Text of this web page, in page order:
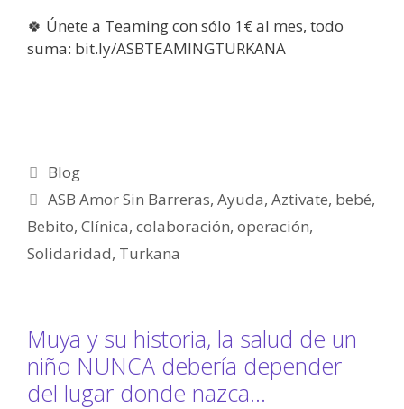
🍀 Únete a Teaming con sólo 1€ al mes, todo
suma: bit.ly/ASBTEAMINGTURKANA
Blog
ASB Amor Sin Barreras,Ayuda,Aztivate, bebé,
Bebito, Clínica, colaboración, operación,
Solidaridad, Turkana
Muya y su historia, la salud de un
niño NUNCA debería depender
del lugar donde nazca…